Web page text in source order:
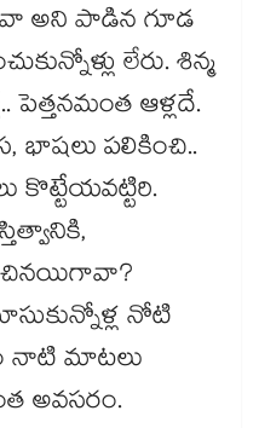
అని పాడిన గూడ
లేరు. శిన్మ
పెత్తనమంత ఆళ్లదే.
భాషలు పలికించి..
కొట్టేయవట్టిరి.
నోటి
నాటి మాటలు
అవసరం.